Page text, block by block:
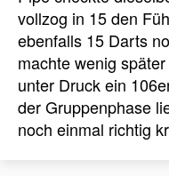
vollzog in 15 den
ebenfalls 15 Darts
machte wenig
unter Druck ein
der Gruppenphase
noch einmal richtig